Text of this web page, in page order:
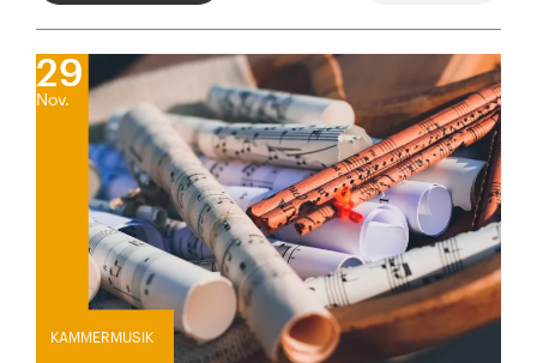
SPIELORTE
KKL Luzern, Konzertsaal
KKL Luzern, Luzernersaal
Orchesterhaus
KAMMERMUSIK
29
Nov.